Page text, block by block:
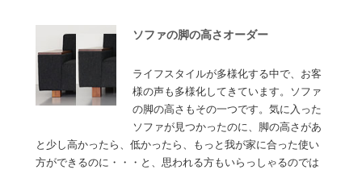
ソファの脚の高さオーダー
ライフスタイルが多様化する中で、お客
様の声も多様化してきています。ソファ
の脚の高さもその一つです。気に入った
ソファが見つかったのに、脚の高さがあ
と少し高かったら、低かったら、もっと我が家に合った使い
方ができるのに・・・と、思われる方もいらっしゃるのでは